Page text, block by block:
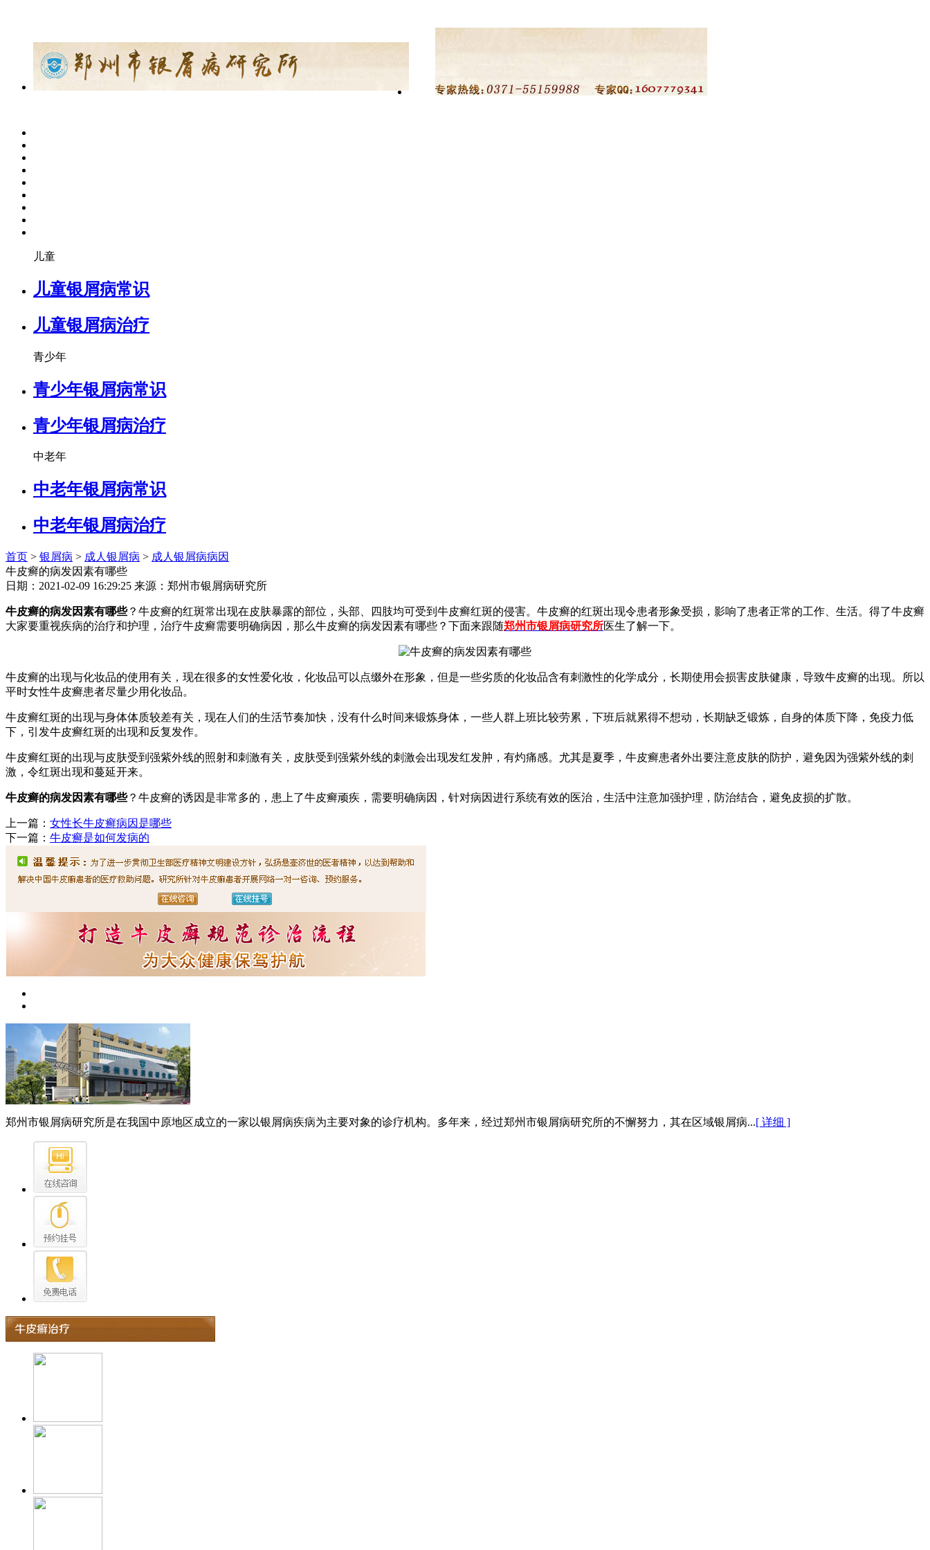
儿童
儿童银屑病常识
儿童银屑病治疗
青少年
青少年银屑病常识
青少年银屑病治疗
中老年
中老年银屑病常识
中老年银屑病治疗
首页 > 银屑病 > 成人银屑病 > 成人银屑病病因
牛皮癣的病发因素有哪些
日期：2021-02-09 16:29:25 来源：郑州市银屑病研究所
牛皮癣的病发因素有哪些？牛皮癣的红斑常出现在皮肤暴露的部位，头部、四肢均可受到牛皮癣红斑的侵害。牛皮癣的红斑出现令患者形象受损，影响了患者正常的工作、生活。得了牛皮癣
大家要重视疾病的治疗和护理，治疗牛皮癣需要明确病因，那么牛皮癣的病发因素有哪些？下面来跟随郑州市银屑病研究所医生了解一下。
牛皮癣的出现与化妆品的使用有关，现在很多的女性爱化妆，化妆品可以点缀外在形象，但是一些劣质的化妆品含有刺激性的化学成分，长期使用会损害皮肤健康，导致牛皮癣的出现。所以
平时女性牛皮癣患者尽量少用化妆品。
牛皮癣红斑的出现与身体体质较差有关，现在人们的生活节奏加快，没有什么时间来锻炼身体，一些人群上班比较劳累，下班后就累得不想动，长期缺乏锻炼，自身的体质下降，免疫力低
下，引发牛皮癣红斑的出现和反复发作。
牛皮癣红斑的出现与皮肤受到强紫外线的照射和刺激有关，皮肤受到强紫外线的刺激会出现发红发肿，有灼痛感。尤其是夏季，牛皮癣患者外出要注意皮肤的防护，避免因为强紫外线的刺
激，令红斑出现和蔓延开来。
牛皮癣的病发因素有哪些？牛皮癣的诱因是非常多的，患上了牛皮癣顽疾，需要明确病因，针对病因进行系统有效的医治，生活中注意加强护理，防治结合，避免皮损的扩散。
上一篇： 女性长牛皮癣病因是哪些
下一篇： 牛皮癣是如何发病的
郑州市银屑病研究所是在我国中原地区成立的一家以银屑病疾病为主要对象的诊疗机构。多年来，经过郑州市银屑病研究所的不懈努力，其在区域银屑病...[ 详细 ]